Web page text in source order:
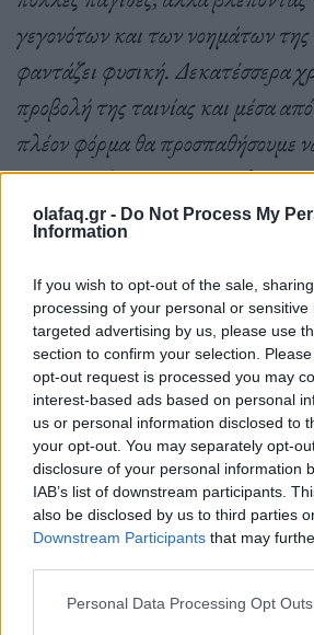
olafaq.gr - Do Not Process My
Information
If you wish to opt-out of the sale,
processing of your personal or
targeted advertising by us, please use
section to confirm your selection.
opt-out request is processed you may
interest-based ads based on personal
us or personal information disclosed to
your opt-out. You may separately opt-
disclosure of your personal information
IAB’s list of downstream participants.
also be disclosed by us to third parties
Downstream Participants that may
Personal Data Processing Opt Outs
γεγονότων και των νοημάτων της
φαντάζει φυσική. Δεκατέσσερα
προβολή της ταινίας και μέσα
πλέον φόρμα θα προσπαθήσουμε
όρια της ηθικής, τις
επιβάλλονται κοινωνικά, τις
επιθυμία και στο τέλος τέλος
λίγο παράξενη ιστορία μιας
Αθήνα του σήμερα, μια ιστορία
με χιούμορ και για την ταινία,
όλη την οικογένεια”», σημειώνει
Κουτλής.
Μαίρης και της Βίλμας